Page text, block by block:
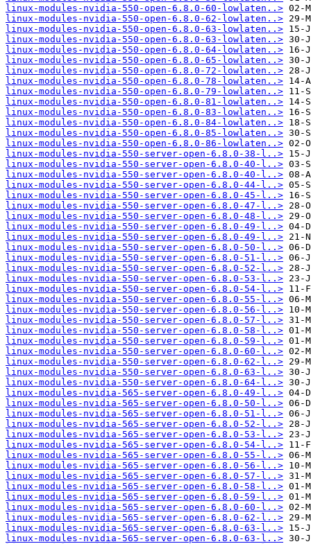
linux-modules-nvidia-550-open-6.8.0-60-lowlaten..>
linux-modules-nvidia-550-open-6.8.0-62-lowlaten..>
linux-modules-nvidia-550-open-6.8.0-63-lowlaten..>
linux-modules-nvidia-550-open-6.8.0-63-lowlaten..>
linux-modules-nvidia-550-open-6.8.0-64-lowlaten..>
linux-modules-nvidia-550-open-6.8.0-65-lowlaten..>
linux-modules-nvidia-550-open-6.8.0-72-lowlaten..>
linux-modules-nvidia-550-open-6.8.0-78-lowlaten..>
linux-modules-nvidia-550-open-6.8.0-79-lowlaten..>
linux-modules-nvidia-550-open-6.8.0-81-lowlaten..>
linux-modules-nvidia-550-open-6.8.0-83-lowlaten..>
linux-modules-nvidia-550-open-6.8.0-84-lowlaten..>
linux-modules-nvidia-550-open-6.8.0-85-lowlaten..>
linux-modules-nvidia-550-open-6.8.0-86-lowlaten..>
linux-modules-nvidia-550-server-open-6.8.0-38-l..>
linux-modules-nvidia-550-server-open-6.8.0-40-l..>
linux-modules-nvidia-550-server-open-6.8.0-40-l..>
linux-modules-nvidia-550-server-open-6.8.0-44-l..>
linux-modules-nvidia-550-server-open-6.8.0-45-l..>
linux-modules-nvidia-550-server-open-6.8.0-47-l..>
linux-modules-nvidia-550-server-open-6.8.0-48-l..>
linux-modules-nvidia-550-server-open-6.8.0-49-l..>
linux-modules-nvidia-550-server-open-6.8.0-49-l..>
linux-modules-nvidia-550-server-open-6.8.0-50-l..>
linux-modules-nvidia-550-server-open-6.8.0-51-l..>
linux-modules-nvidia-550-server-open-6.8.0-52-l..>
linux-modules-nvidia-550-server-open-6.8.0-53-l..>
linux-modules-nvidia-550-server-open-6.8.0-54-l..>
linux-modules-nvidia-550-server-open-6.8.0-55-l..>
linux-modules-nvidia-550-server-open-6.8.0-56-l..>
linux-modules-nvidia-550-server-open-6.8.0-57-l..>
linux-modules-nvidia-550-server-open-6.8.0-58-l..>
linux-modules-nvidia-550-server-open-6.8.0-59-l..>
linux-modules-nvidia-550-server-open-6.8.0-60-l..>
linux-modules-nvidia-550-server-open-6.8.0-62-l..>
linux-modules-nvidia-550-server-open-6.8.0-63-l..>
linux-modules-nvidia-550-server-open-6.8.0-64-l..>
linux-modules-nvidia-565-server-open-6.8.0-49-l..>
linux-modules-nvidia-565-server-open-6.8.0-50-l..>
linux-modules-nvidia-565-server-open-6.8.0-51-l..>
linux-modules-nvidia-565-server-open-6.8.0-52-l..>
linux-modules-nvidia-565-server-open-6.8.0-53-l..>
linux-modules-nvidia-565-server-open-6.8.0-54-l..>
linux-modules-nvidia-565-server-open-6.8.0-55-l..>
linux-modules-nvidia-565-server-open-6.8.0-56-l..>
linux-modules-nvidia-565-server-open-6.8.0-57-l..>
linux-modules-nvidia-565-server-open-6.8.0-58-l..>
linux-modules-nvidia-565-server-open-6.8.0-59-l..>
linux-modules-nvidia-565-server-open-6.8.0-60-l..>
linux-modules-nvidia-565-server-open-6.8.0-62-l..>
linux-modules-nvidia-565-server-open-6.8.0-63-l..>
linux-modules-nvidia-565-server-open-6.8.0-63-l..>